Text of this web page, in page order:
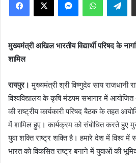
मुख्यमंत्री अखिल भारतीय विद्यार्थी परिषद के
शामिल
रायपुर। मुख्यमंत्री श्री विष्णुदेव साय राजधानी
विश्वविद्यालय के कृषि मंडपम सभागार में आयोजित
की राष्ट्रीय कार्यकारी परिषद बैठक के तहत
में शामिल हुए। कार्यक्रम को संबोधित करते हुए
युवा शक्ति राष्ट्र शक्ति है। हमारे देश में विश्व
भारत को विकसित राष्ट्र बनाने में युवाओं की